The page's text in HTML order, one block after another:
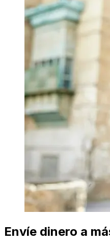
Envíe dinero a